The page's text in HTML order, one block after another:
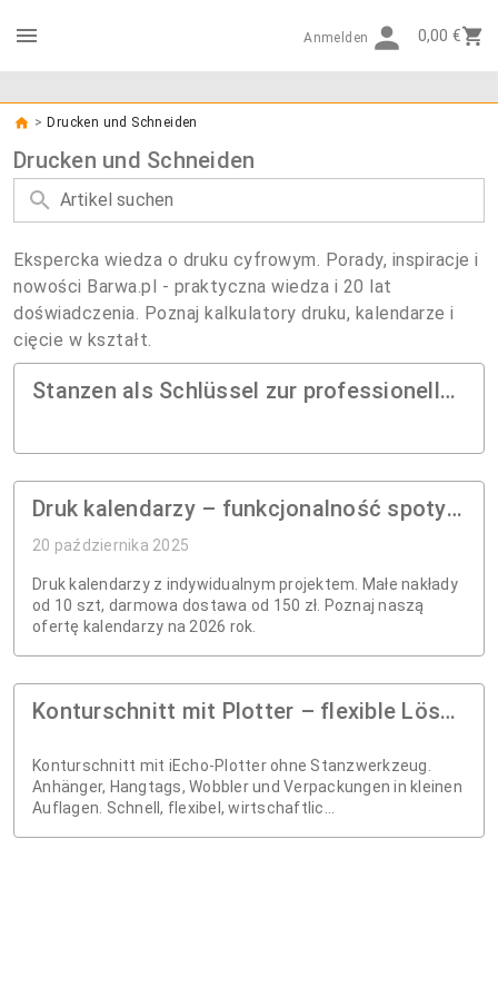
Anmelden 0,00 €
> Drucken und Schneiden
Drucken und Schneiden
Artikel suchen
Ekspercka wiedza o druku cyfrowym. Porady, inspiracje i
nowości Barwa.pl - praktyczna wiedza i 20 lat
doświadczenia. Poznaj kalkulatory druku, kalendarze i
cięcie w kształt.
Stanzen als Schlüssel zur professionellen Druckveredelung
Druk kalendarzy – funkcjonalność spotyka indywidualny design
20 października 2025
Druk kalendarzy z indywidualnym projektem. Małe nakłady
od 10 szt, darmowa dostawa od 150 zł. Poznaj naszą
ofertę kalendarzy na 2026 rok.
Konturschnitt mit Plotter – flexible Lösung für kleine und große Produktionsserien
Konturschnitt mit iEcho-Plotter ohne Stanzwerkzeug.
Anhänger, Hangtags, Wobbler und Verpackungen in kleinen
Auflagen. Schnell, flexibel, wirtschaftlic...